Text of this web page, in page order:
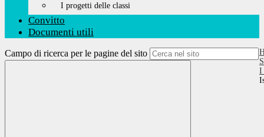
I progetti delle classi
Convitto
Documenti utili
Campo di ricerca per le pagine del sito
I